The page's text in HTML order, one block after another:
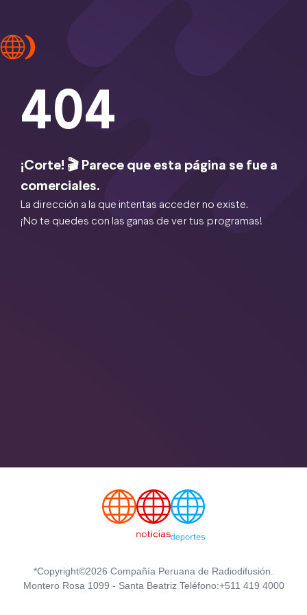
404
¡Corte! 🎬 Parece que esta página se fue a
comerciales.
La dirección a la que intentas acceder no existe.
¡No te quedes con las ganas de ver tus programas!
*Copyright©2026 Compañía Peruana de Radiodifusión.
Montero Rosa 1099 - Santa Beatriz Teléfono:+511 419 4000